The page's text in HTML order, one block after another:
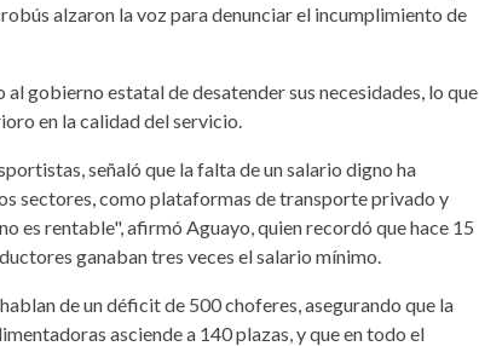
alzaron la voz para denunciar el incumplimiento de
gobierno estatal de desatender sus necesidades, lo que
en la calidad del servicio.
señaló que la falta de un salario digno ha
sectores, como plataformas de transporte privado y
es rentable", afirmó Aguayo, quien recordó que hace 15
ganaban tres veces el salario mínimo.
de un déficit de 500 choferes, asegurando que la
asciende a 140 plazas, y que en todo el